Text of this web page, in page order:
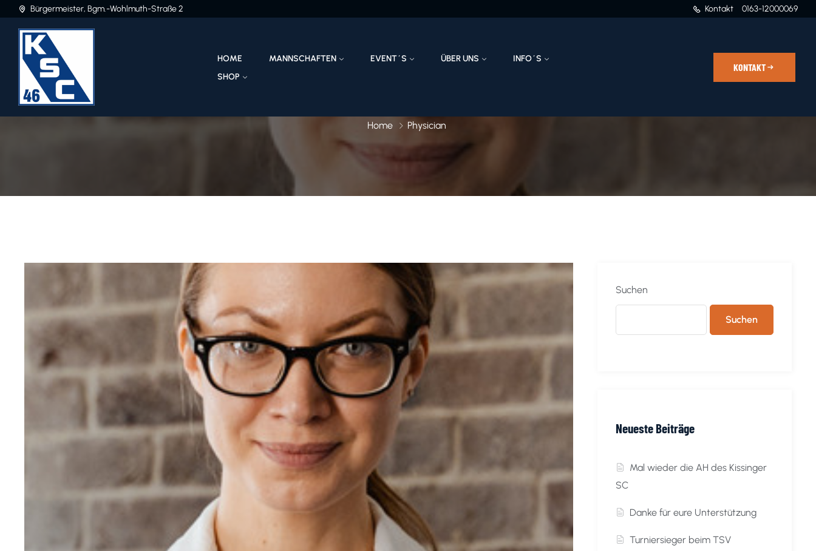
Bürgermeister, Bgm.-Wohlmuth-Straße 2 Kontakt 0163-12000069
HOME MANNSCHAFTEN EVENT´S ÜBER UNS
INFO´S
SHOP
KONTAKT
Home Physician
Suchen
Suchen
Neueste Beiträge
Mal wieder die AH des Kissinger
SC
Danke für eure Unterstützung
Turniersieger beim TSV